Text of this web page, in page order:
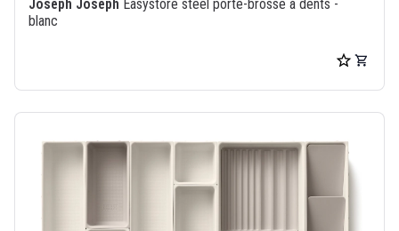
Joseph Joseph Easystore steel porte-brosse à dents -
blanc